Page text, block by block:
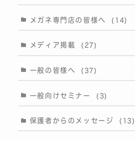
メガネ専門店の皆様へ (14)
メディア掲載 (27)
一般の皆様へ (37)
一般向けセミナー (3)
保護者からのメッセージ (13)